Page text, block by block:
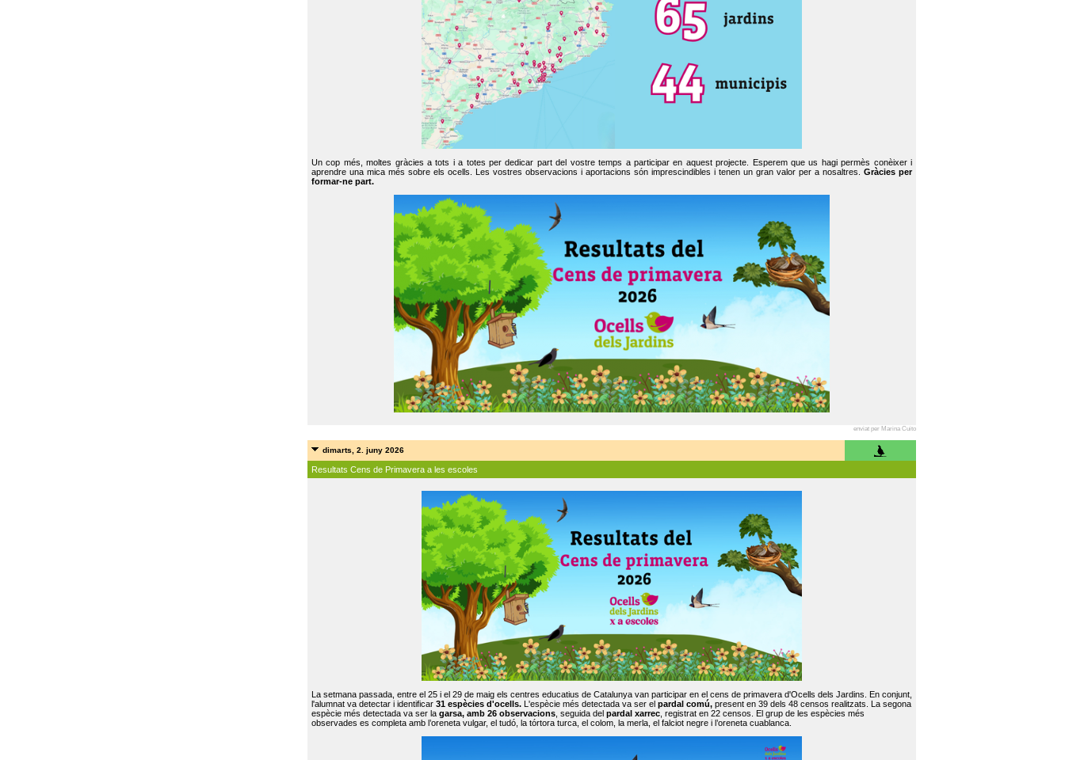
Un cop més, moltes gràcies a tots i a totes per dedicar part del vostre temps a participar en aquest projecte. Esperem que us hagi permès conèixer i
aprendre una mica més sobre els ocells. Les vostres observacions i aportacions són imprescindibles i tenen un gran valor per a nosaltres. Gràcies per
formar-ne part.
enviat per Marina Cuito
dimarts, 2. juny 2026
Resultats Cens de Primavera a les escoles
La setmana passada, entre el 25 i el 29 de maig els centres educatius de Catalunya van participar en el cens de primavera d'Ocells dels Jardins. En conjunt,
l'alumnat va detectar i identificar 31 espècies d'ocells. L'espècie més detectada va ser el pardal comú, present en 39 dels 48 censos realitzats. La segona
espècie més detectada va ser la garsa, amb 26 observacions , seguida del pardal xarrec , registrat en 22 censos. El grup de les espècies més
observades es completa amb l’oreneta vulgar, el tudó, la tórtora turca, el colom, la merla, el falciot negre i l’oreneta cuablanca.